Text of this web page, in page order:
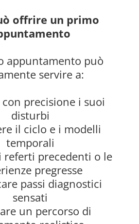
offrire un primo
appuntamento può
servire a:
precisione i suoi
disturbi
il ciclo e i modelli
temporali
referti precedenti o le
pregresse
passi diagnostici
sensati
un percorso di